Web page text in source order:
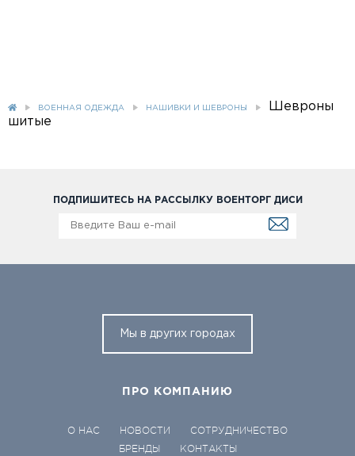
ВОЕННАЯ ОДЕЖДА НАШИВКИ И ШЕВРОНЫ
Шевроны
шитые
ПОДПИШИТЕСЬ НА РАССЫЛКУ ВОЕНТОРГ ДИСИ
Мы в других городах
ПРО КОМПАНИЮ
О НАС НОВОСТИ
СОТРУДНИЧЕСТВО
БРЕНДЫ
КОНТАКТЫ